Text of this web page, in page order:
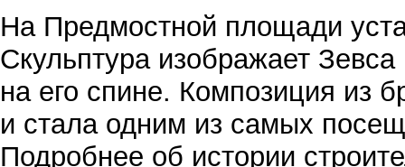
На Предмостной площади
Скульптура изображает
на его спине. Композиция из
и стала одним из самых
Подробнее об истории